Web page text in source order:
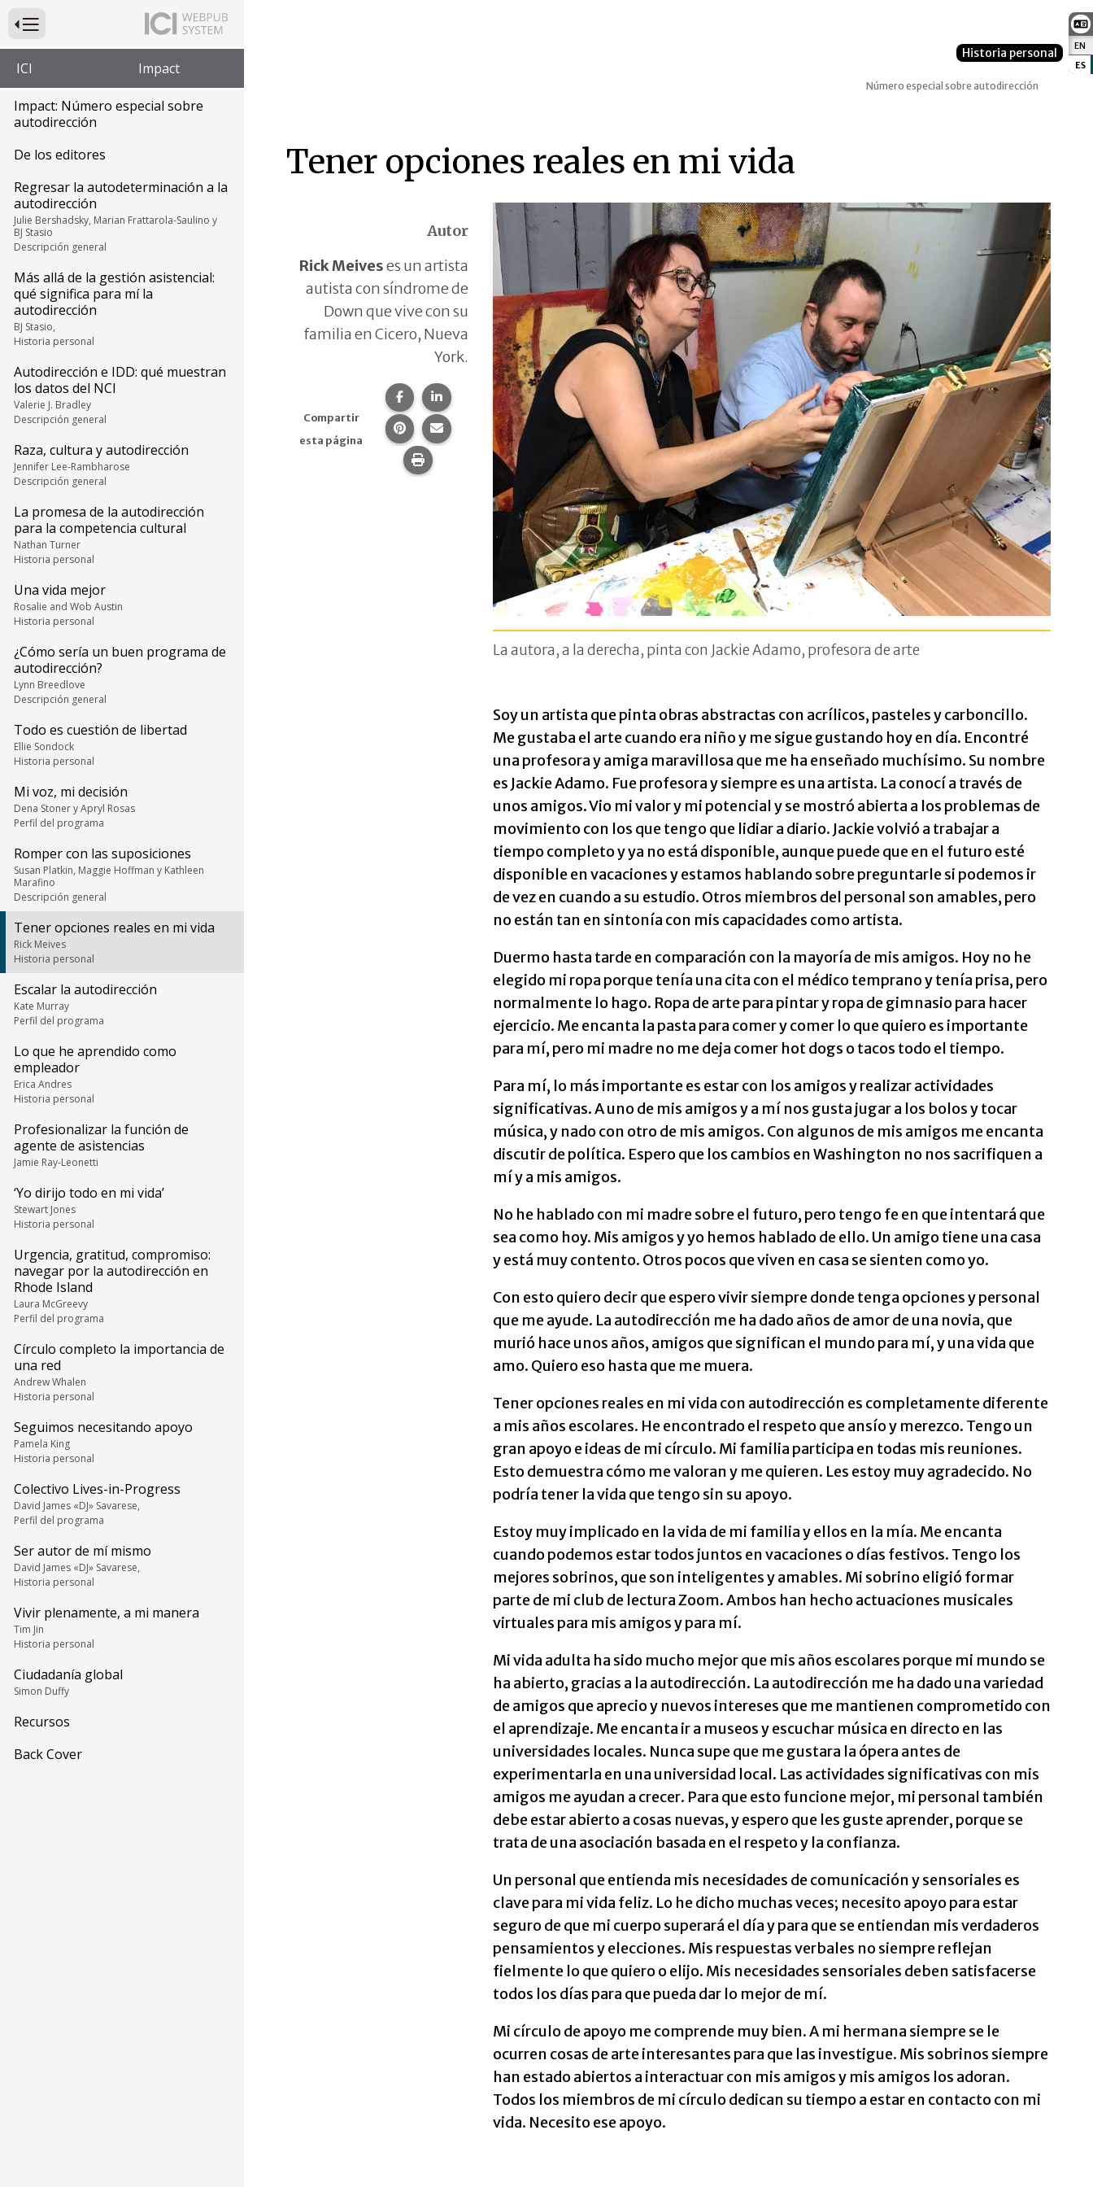
EN
ES
Presione para alternar la navegación principal del sitio web
ICI Impact
Impact: Número especial sobre
autodirección
De los editores
Regresar la autodeterminación a la
autodirección
Julie Bershadsky, Marian Frattarola-Saulino y
BJ Stasio
Descripción general
Más allá de la gestión asistencial:
qué significa para mí la
autodirección
BJ Stasio,
Historia personal
Autodirección e IDD: qué muestran
los datos del NCI
Valerie J. Bradley
Descripción general
Raza, cultura y autodirección
Jennifer Lee-Rambharose
Descripción general
La promesa de la autodirección
para la competencia cultural
Nathan Turner
Historia personal
Una vida mejor
Rosalie and Wob Austin
Historia personal
¿Cómo sería un buen programa de
autodirección?
Lynn Breedlove
Descripción general
Todo es cuestión de libertad
Ellie Sondock
Historia personal
Mi voz, mi decisión
Dena Stoner y Apryl Rosas
Perfil del programa
Romper con las suposiciones
Susan Platkin, Maggie Hoffman y Kathleen
Marafino
Descripción general
Tener opciones reales en mi vida
Rick Meives
Historia personal
Escalar la autodirección
Kate Murray
Perfil del programa
Lo que he aprendido como
empleador
Erica Andres
Historia personal
Profesionalizar la función de
agente de asistencias
Jamie Ray-Leonetti
‘Yo dirijo todo en mi vida’
Stewart Jones
Historia personal
Urgencia, gratitud, compromiso:
navegar por la autodirección en
Rhode Island
Laura McGreevy
Perfil del programa
Círculo completo la importancia de
una red
Andrew Whalen
Historia personal
Seguimos necesitando apoyo
Pamela King
Historia personal
Colectivo Lives-in-Progress
David James «DJ» Savarese,
Perfil del programa
Ser autor de mí mismo
David James «DJ» Savarese,
Historia personal
Vivir plenamente, a mi manera
Tim Jin
Historia personal
Ciudadanía global
Simon Duffy
Recursos
Back Cover
Historia personal
Número especial sobre autodirección
Tener opciones reales en mi vida
Autor
Rick Meiveses un artista
autista con síndrome de
Down que vive con su
familia en Cicero, Nueva
York.
Compartir
esta página
Compartir esta página en Facebook.
Compartir esta página en LinkedIn.
Compartir esta página en Pinterest.
Comparte esta página por correo electrónico.
Imprime esta página.
La autora, a la derecha, pinta con Jackie Adamo, profesora de arte
Soy un artista que pinta obras abstractas con acrílicos, pasteles y carboncillo.
Me gustaba el arte cuando era niño y me sigue gustando hoy en día. Encontré
una profesora y amiga maravillosa que me ha enseñado muchísimo. Su nombre
es Jackie Adamo. Fue profesora y siempre es una artista. La conocí a través de
unos amigos. Vio mi valor y mi potencial y se mostró abierta a los problemas de
movimiento con los que tengo que lidiar a diario. Jackie volvió a trabajar a
tiempo completo y ya no está disponible, aunque puede que en el futuro esté
disponible en vacaciones y estamos hablando sobre preguntarle si podemos ir
de vez en cuando a su estudio. Otros miembros del personal son amables, pero
no están tan en sintonía con mis capacidades como artista.
Duermo hasta tarde en comparación con la mayoría de mis amigos. Hoy no he
elegido mi ropa porque tenía una cita con el médico temprano y tenía prisa, pero
normalmente lo hago. Ropa de arte para pintar y ropa de gimnasio para hacer
ejercicio. Me encanta la pasta para comer y comer lo que quiero es importante
para mí, pero mi madre no me deja comer hot dogs o tacos todo el tiempo.
Para mí, lo más importante es estar con los amigos y realizar actividades
significativas. A uno de mis amigos y a mí nos gusta jugar a los bolos y tocar
música, y nado con otro de mis amigos. Con algunos de mis amigos me encanta
discutir de política. Espero que los cambios en Washington no nos sacrifiquen a
mí y a mis amigos.
No he hablado con mi madre sobre el futuro, pero tengo fe en que intentará que
sea como hoy. Mis amigos y yo hemos hablado de ello. Un amigo tiene una casa
y está muy contento. Otros pocos que viven en casa se sienten como yo.
Con esto quiero decir que espero vivir siempre donde tenga opciones y personal
que me ayude. La autodirección me ha dado años de amor de una novia, que
murió hace unos años, amigos que significan el mundo para mí, y una vida que
amo. Quiero eso hasta que me muera.
Tener opciones reales en mi vida con autodirección es completamente diferente
a mis años escolares. He encontrado el respeto que ansío y merezco. Tengo un
gran apoyo e ideas de mi círculo. Mi familia participa en todas mis reuniones.
Esto demuestra cómo me valoran y me quieren. Les estoy muy agradecido. No
podría tener la vida que tengo sin su apoyo.
Estoy muy implicado en la vida de mi familia y ellos en la mía. Me encanta
cuando podemos estar todos juntos en vacaciones o días festivos. Tengo los
mejores sobrinos, que son inteligentes y amables. Mi sobrino eligió formar
parte de mi club de lectura Zoom. Ambos han hecho actuaciones musicales
virtuales para mis amigos y para mí.
Mi vida adulta ha sido mucho mejor que mis años escolares porque mi mundo se
ha abierto, gracias a la autodirección. La autodirección me ha dado una variedad
de amigos que aprecio y nuevos intereses que me mantienen comprometido con
el aprendizaje. Me encanta ir a museos y escuchar música en directo en las
universidades locales. Nunca supe que me gustara la ópera antes de
experimentarla en una universidad local. Las actividades significativas con mis
amigos me ayudan a crecer. Para que esto funcione mejor, mi personal también
debe estar abierto a cosas nuevas, y espero que les guste aprender, porque se
trata de una asociación basada en el respeto y la confianza.
Un personal que entienda mis necesidades de comunicación y sensoriales es
clave para mi vida feliz. Lo he dicho muchas veces; necesito apoyo para estar
seguro de que mi cuerpo superará el día y para que se entiendan mis verdaderos
pensamientos y elecciones. Mis respuestas verbales no siempre reflejan
fielmente lo que quiero o elijo. Mis necesidades sensoriales deben satisfacerse
todos los días para que pueda dar lo mejor de mí.
Mi círculo de apoyo me comprende muy bien. A mi hermana siempre se le
ocurren cosas de arte interesantes para que las investigue. Mis sobrinos siempre
han estado abiertos a interactuar con mis amigos y mis amigos los adoran.
Todos los miembros de mi círculo dedican su tiempo a estar en contacto con mi
vida. Necesito ese apoyo.